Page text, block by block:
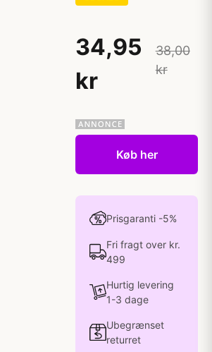
34,95
kr
38,00
kr
Køb her
Prisgaranti -5%
Fri fragt over kr.
499
Hurtig levering
1-3 dage
Ubegrænset
returret